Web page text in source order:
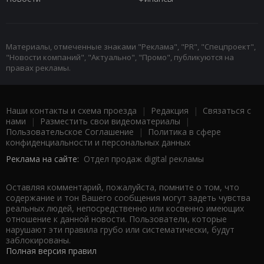
Материалы, отмеченные знаками "Реклама", "PR", "Спецпроект",
"Новости компаний", "Актуально", "Промо", публикуются на
правах рекламы.
Наши контакты и схема проезда | Редакция | Связаться с
нами | Разместить свои видеоматериалы |
Пользовательское Соглашение |
Политика в сфере
конфиденциальности и персональных данных
Реклама на сайте: Отдел продаж digital рекламы
Оставляя комментарий, пожалуйста, помните о том, что
содержание и тон Вашего сообщения могут задеть чувства
реальных людей, непосредственно или косвенно имеющих
отношение к данной новости. Пользователи, которые
нарушают эти правила грубо или систематически, будут
заблокированы.
Полная версия правил